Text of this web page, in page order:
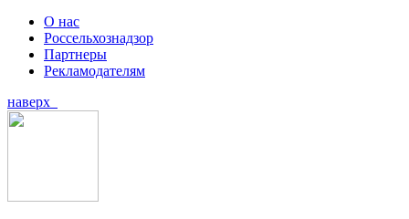
О нас
Россельхознадзор
Партнеры
Рекламодателям
наверх